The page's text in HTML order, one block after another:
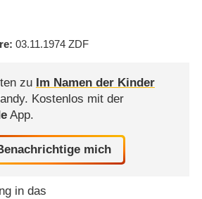
03.11.1974 ZDF
zu Im Namen der Kinder
Kostenlos mit der
App.
mich
in das